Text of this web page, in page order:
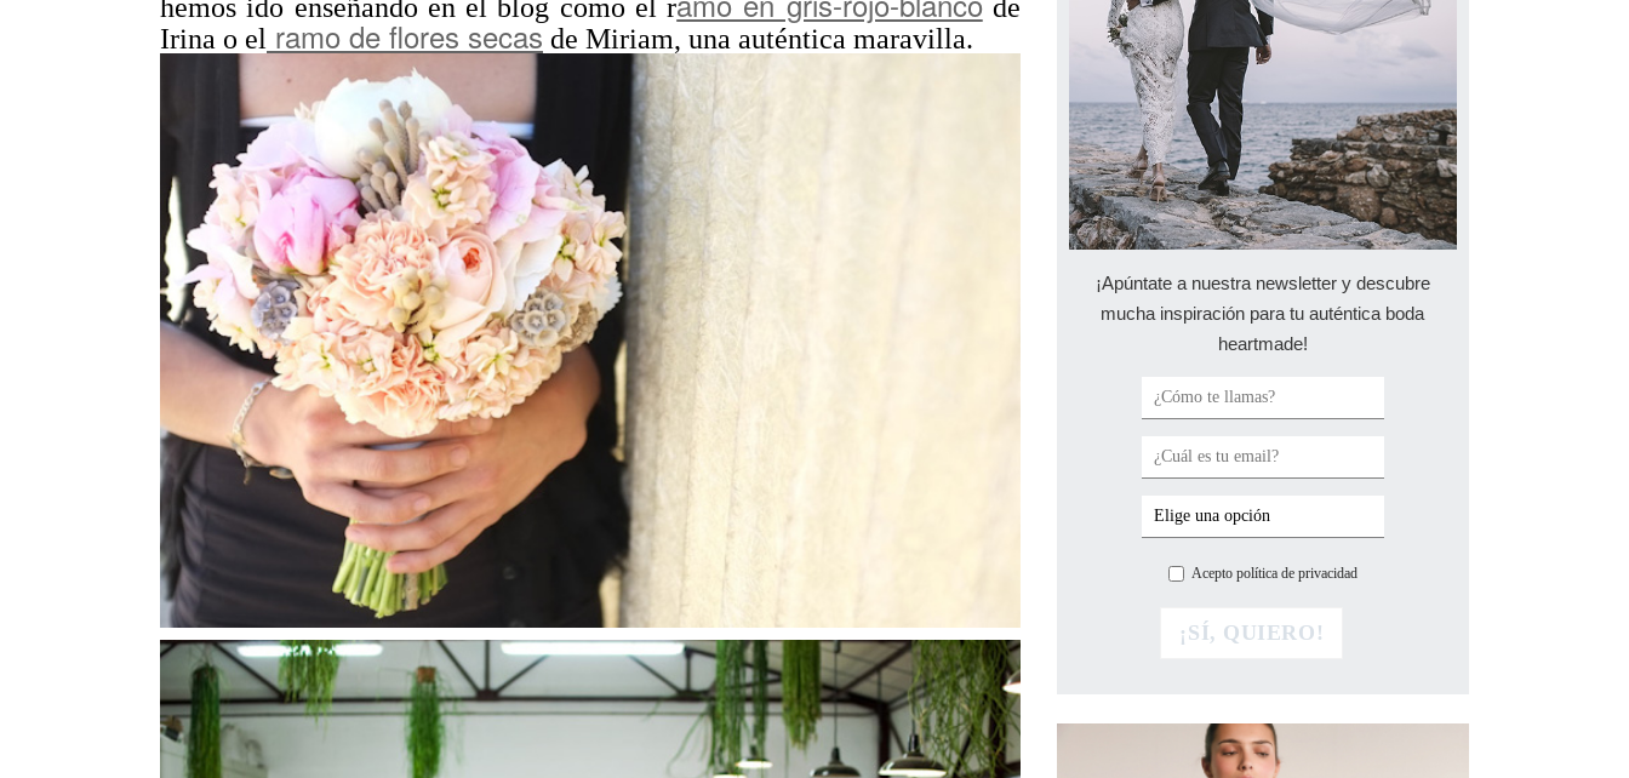
hemos ido enseñando en el blog como el r
de
Irina o el ramo de flores secas de Miriam, una auténtica maravilla.
¡Apúntate a nuestra newsletter y descubre
mucha inspiración para tu auténtica boda
heartmade!
Acepto política de privacidad